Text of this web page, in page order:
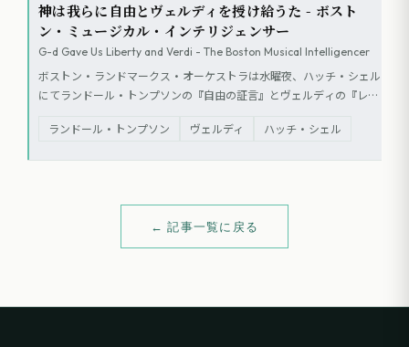
神は我らに自由とヴェルディを授け給うた - ボスト
ン・ミュージカル・インテリジェンサー
G-d Gave Us Liberty and Verdi - The Boston Musical Intelligencer
ボストン・ランドマークス・オーケストラは水曜夜、ハッチ・シェル
にてランドール・トンプソンの『自由の証言』とヴェルディの『レク
ン・シティ合唱団、カンタータ・シンガーズ、4名のソリストが出
ランドール・トンプソン ヴェルディ ハッチ・シェル
← 記事一覧に戻る